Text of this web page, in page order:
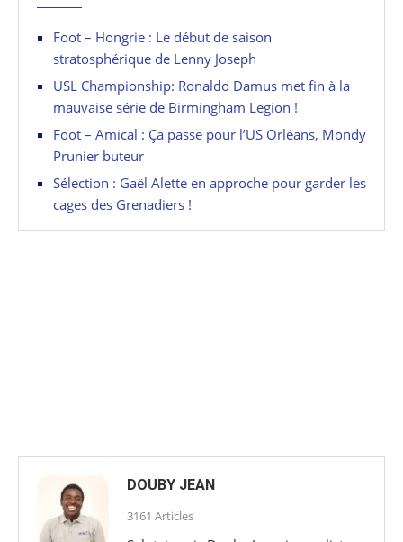
Foot – Hongrie : Le début de saison
stratosphérique de Lenny Joseph
USL Championship: Ronaldo Damus met fin à la
mauvaise série de Birmingham Legion !
Foot – Amical : Ça passe pour l’US Orléans, Mondy
Prunier buteur
Sélection : Gaël Alette en approche pour garder les
cages des Grenadiers !
DOUBY JEAN
3161 Articles